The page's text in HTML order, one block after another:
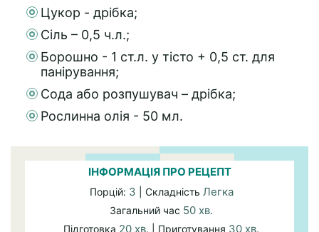
Цукор - дрібка;
Сіль – 0,5 ч.л.;
Борошно - 1 ст.л. у тісто + 0,5 ст. для
панірування;
Сода або розпушувач – дрібка;
Рослинна олія - 50 мл.
ІНФОРМАЦІЯ ПРО РЕЦЕПТ
Порцій: 3 | Складність Легка
Загальний час 50 хв.
Підготовка 20 хв. | Приготування 30 хв.